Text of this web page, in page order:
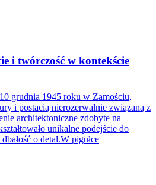
i twórczość w kontekście
grudnia 1945 roku w Zamościu,
i postacią nierozerwalnie związaną z
architektoniczne zdobyte na
unikalne podejście do
o detal.W pigułce